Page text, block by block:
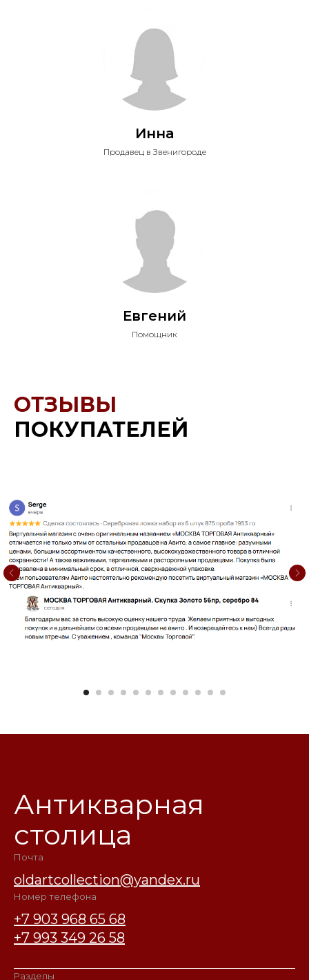
Инна
Продавец в Звенигороде
Евгений
Помощник
ОТЗЫВЫ
ПОКУПАТЕЛЕЙ
Антикварная
столица
Почта
oldartcollection@yandex.ru
Номер телефона
+7 903 968 65 68
+7 993 349 26 58
Разделы